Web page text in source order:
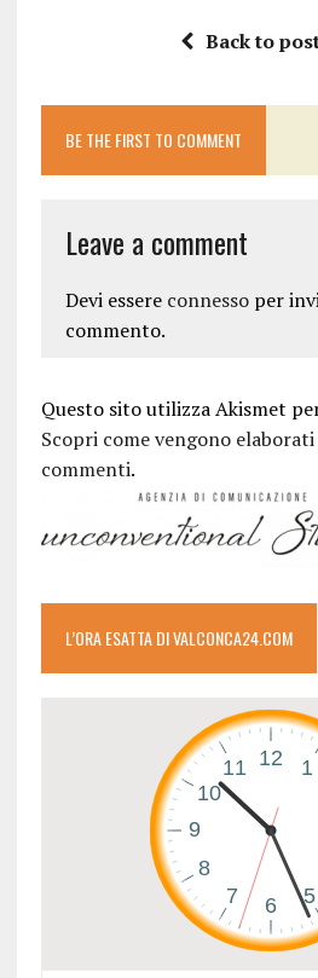
Back to
BE THE FIRST TO COMMENT
Leave a comment
Devi essere connessoper
commento.
Questo sito utilizza Akismet
Scopri come vengono
commenti.
L’ORA ESATTA DI VALCONCA24.COM